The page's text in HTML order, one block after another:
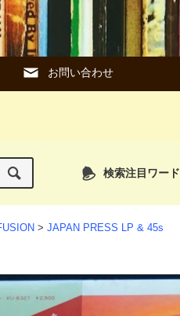
お問い合わせ
検索注目ワード
> JAPAN PRESS LP & 45s